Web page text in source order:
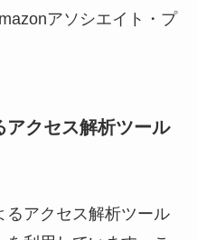
アソシエイト・プ
アクセス解析ツール
るアクセス解析ツール